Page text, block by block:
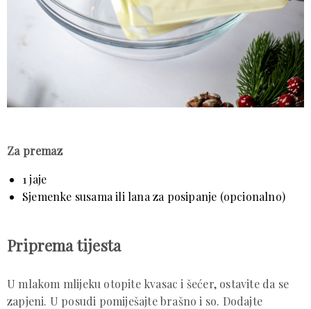
Za premaz
1 jaje
Sjemenke susama ili lana za posipanje (opcionalno)
Priprema tijesta
U mlakom mlijeku otopite kvasac i šećer, ostavite da se
zapjeni. U posudi pomiješajte brašno i so. Dodajte